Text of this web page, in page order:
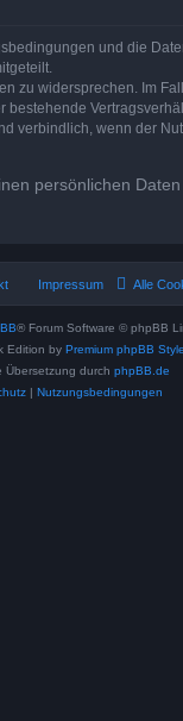
und die
zu widersprechen. Im
bestehende
verbindlich, wenn der
persönlichen
Alle
Impressum
® Forum Software © phpBB
Edition by Premium phpBB
Übersetzung durch phpBB.de
| Nutzungsbedingungen